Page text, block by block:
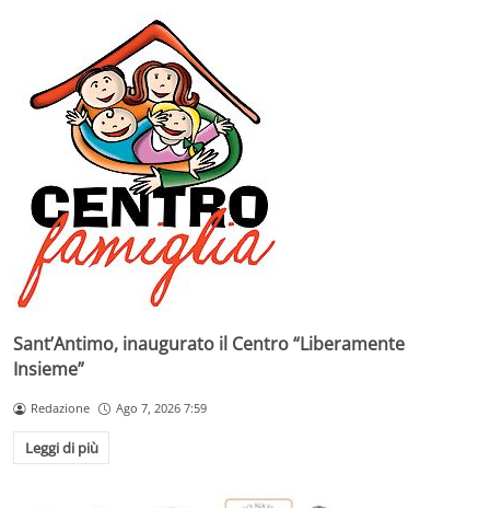
Sant’Antimo, inaugurato il Centro “Liberamente
Insieme”
Redazione Ago 7, 2026 7:59
Leggi di più